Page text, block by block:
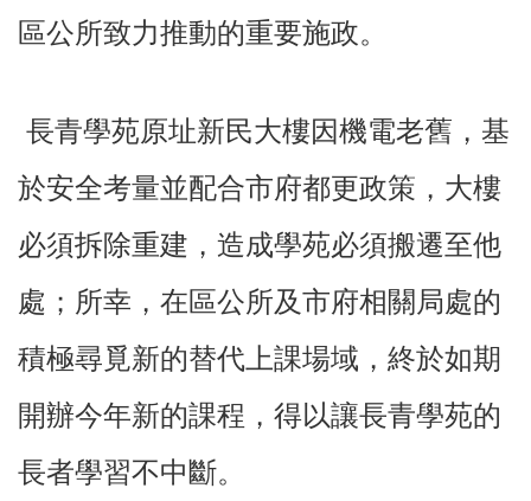
網
站
市
信
常
見
問
園
市
政
府
區公所致力推動的重要施政。
長青學苑原址新民大樓因機電老舊，基
於安全考量並配合市府都更政策，大樓
必須拆除重建，造成學苑必須搬遷至他
處；所幸，在區公所及市府相關局處的
積極尋覓新的替代上課場域，終於如期
開辦今年新的課程，得以讓長青學苑的
長者學習不中斷。